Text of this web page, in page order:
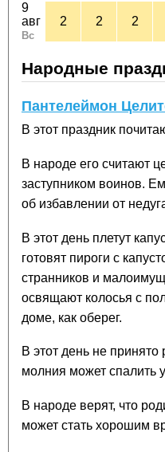
9
авг
Вс
2 2 2
Народные
Пантелеймон
В этот праздник
В народе его считают
заступником воинов.
об избавлении от
В этот день плетут
готовят пироги с
странников и
освящают колосья с
доме, как оберег.
В этот день не принято
молния может спалить
В народе верят, что
может стать хорошим